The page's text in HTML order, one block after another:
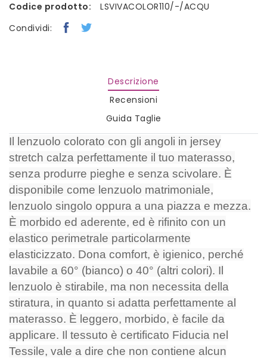
Codice prodotto:
LSVIVACOLOR110/-/ACQU
Condividi:
Descrizione
Recensioni
Guida Taglie
Il lenzuolo colorato con gli angoli in jersey
stretch calza perfettamente il tuo materasso,
senza produrre pieghe e senza scivolare. È
disponibile come lenzuolo matrimoniale,
lenzuolo singolo oppura a una piazza e mezza.
È morbido ed aderente, ed è rifinito con un
elastico perimetrale particolarmente
elasticizzato. Dona comfort, è igienico, perché
lavabile a 60° (bianco) o 40° (altri colori). Il
lenzuolo è stirabile, ma non necessita della
stiratura, in quanto si adatta perfettamente al
materasso. È leggero, morbido, è facile da
applicare. Il tessuto è certificato Fiducia nel
Tessile, vale a dire che non contiene alcun